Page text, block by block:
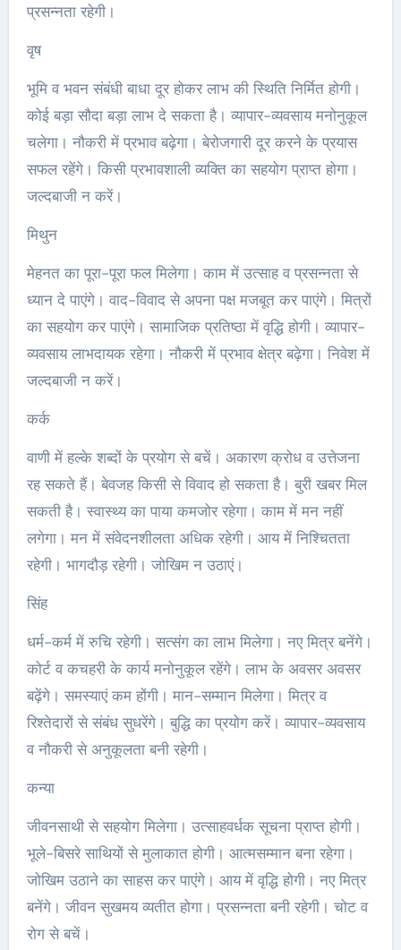
प्रसन्नता रहेगी।
वृष
भूमि व भवन संबंधी बाधा दूर होकर लाभ की स्थिति निर्मित होगी।
कोई बड़ा सौदा बड़ा लाभ दे सकता है। व्यापार-व्यवसाय मनोनुकूल
चलेगा। नौकरी में प्रभाव बढ़ेगा। बेरोजगारी दूर करने के प्रयास
सफल रहेंगे। किसी प्रभावशाली व्यक्ति का सहयोग प्राप्त होगा।
जल्दबाजी न करें।
मिथुन
मेहनत का पूरा-पूरा फल मिलेगा। काम में उत्साह व प्रसन्नता से
ध्यान दे पाएंगे। वाद-विवाद से अपना पक्ष मजबूत कर पाएंगे। मित्रों
का सहयोग कर पाएंगे। सामाजिक प्रतिष्ठा में वृद्धि होगी। व्यापार-
व्यवसाय लाभदायक रहेगा। नौकरी में प्रभाव क्षेत्र बढ़ेगा। निवेश में
जल्दबाजी न करें।
कर्क
वाणी में हल्के शब्दों के प्रयोग से बचें। अकारण क्रोध व उत्तेजना
रह सकते हैं। बेवजह किसी से विवाद हो सकता है। बुरी खबर मिल
सकती है। स्वास्थ्य का पाया कमजोर रहेगा। काम में मन नहीं
लगेगा। मन में संवेदनशीलता अधिक रहेगी। आय में निश्चितता
रहेगी। भागदौड़ रहेगी। जोखिम न उठाएं।
सिंह
धर्म-कर्म में रुचि रहेगी। सत्संग का लाभ मिलेगा। नए मित्र बनेंगे।
कोर्ट व कचहरी के कार्य मनोनुकूल रहेंगे। लाभ के अवसर अवसर
बढ़ेंगे। समस्याएं कम होंगी। मान-सम्मान मिलेगा। मित्र व
रिश्तेदारों से संबंध सुधरेंगे। बुद्धि का प्रयोग करें। व्यापार-व्यवसाय
व नौकरी से अनुकूलता बनी रहेगी।
कन्या
जीवनसाथी से सहयोग मिलेगा। उत्साहवर्धक सूचना प्राप्त होगी।
भूले-बिसरे साथियों से मुलाकात होगी। आत्मसम्मान बना रहेगा।
जोखिम उठाने का साहस कर पाएंगे। आय में वृद्धि होगी। नए मित्र
बनेंगे। जीवन सुखमय व्यतीत होगा। प्रसन्नता बनी रहेगी। चोट व
रोग से बचें।